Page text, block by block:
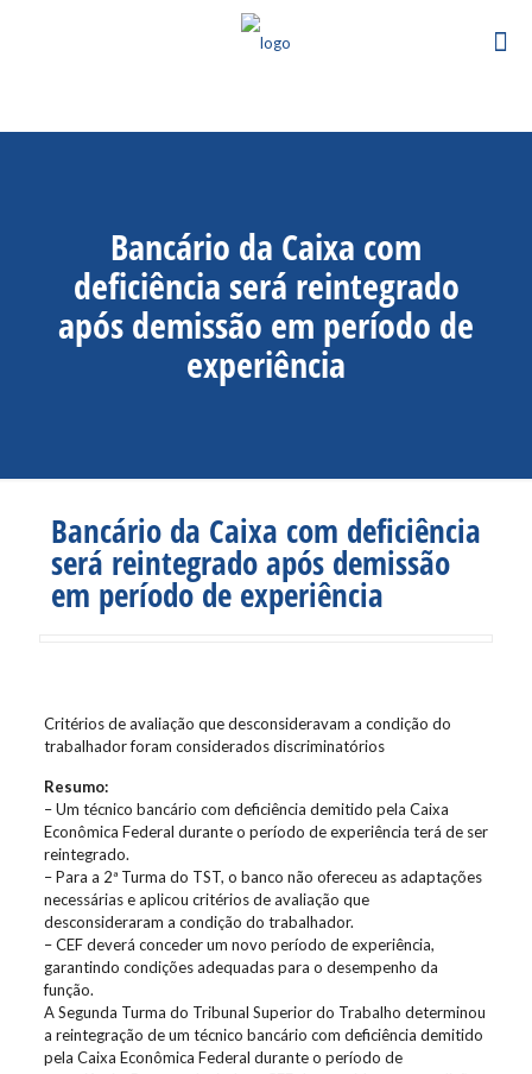
Bancário da Caixa com
deficiência será reintegrado
após demissão em período de
experiência
Bancário da Caixa com deficiência
será reintegrado após demissão
em período de experiência
Critérios de avaliação que desconsideravam a condição do
trabalhador foram considerados discriminatórios
Resumo:
– Um técnico bancário com deficiência demitido pela Caixa
Econômica Federal durante o período de experiência terá de ser
reintegrado.
– Para a 2ª Turma do TST, o banco não ofereceu as adaptações
necessárias e aplicou critérios de avaliação que
desconsideraram a condição do trabalhador.
– CEF deverá conceder um novo período de experiência,
garantindo condições adequadas para o desempenho da
função.
A Segunda Turma do Tribunal Superior do Trabalho determinou
a reintegração de um técnico bancário com deficiência demitido
pela Caixa Econômica Federal durante o período de